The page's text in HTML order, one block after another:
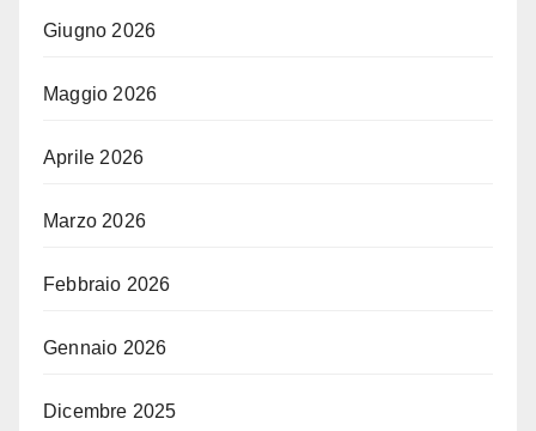
Giugno 2026
Maggio 2026
Aprile 2026
Marzo 2026
Febbraio 2026
Gennaio 2026
Dicembre 2025